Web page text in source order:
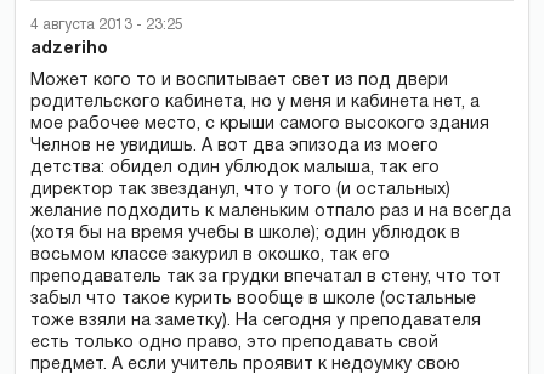
4 августа 2013 - 23:25
adzeriho
Может кого то и воспитывает свет из под двери
родительского кабинета, но у меня и кабинета нет, а
мое рабочее место, с крыши самого высокого здания
Челнов не увидишь. А вот два эпизода из моего
детства: обидел один ублюдок малыша, так его
директор так звезданул, что у того (и остальных)
желание подходить к маленьким отпало раз и на всегда
(хотя бы на время учебы в школе); один ублюдок в
восьмом классе закурил в окошко, так его
преподаватель так за грудки впечатал в стену, что тот
забыл что такое курить вообще в школе (остальные
тоже взяли на заметку). На сегодня у преподавателя
есть только одно право, это преподавать свой
предмет. А если учитель проявит к недоумку свою